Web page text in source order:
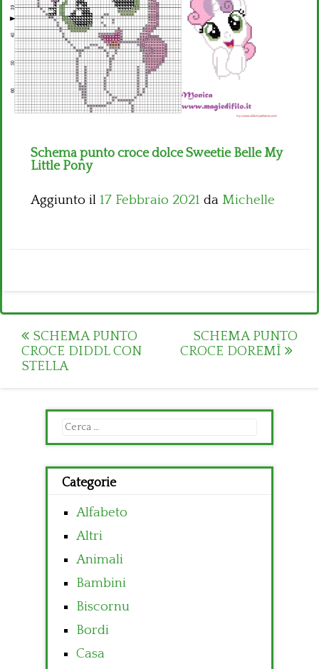
Thun
Schema punto croce dolce Sweetie Belle My
Little Pony
Aggiunto il 17 Febbraio 2021 da Michelle
Post
navigation
SCHEMA PUNTO
CROCE DIDDL CON
STELLA
SCHEMA PUNTO
CROCE DOREMÌ
Ricerca
per:
Categorie
Alfabeto
Altri
Animali
Bambini
Biscornu
Bordi
Casa